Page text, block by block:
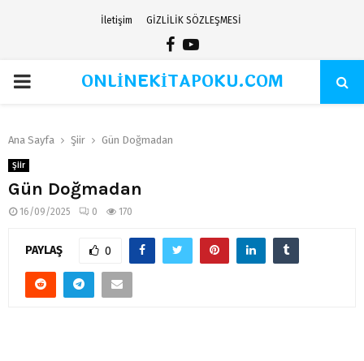
İletişim GİZLİLİK SÖZLEŞMESİ
Facebook
Youtube
PRIMARYONLİNEKİTAPOKU.COM
Ana Sayfa Şiir Gün Doğmadan
Şiir
Gün Doğmadan
16/09/2025 0 170
PAYLAŞ 0